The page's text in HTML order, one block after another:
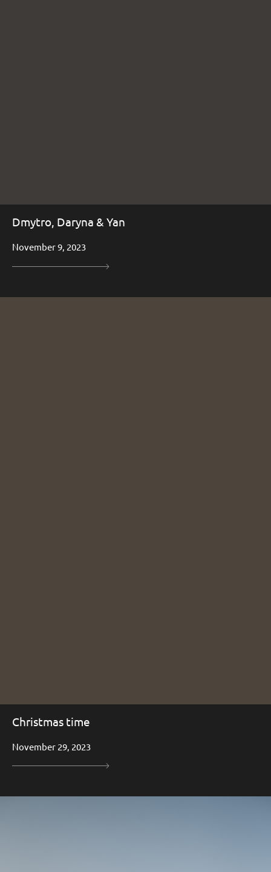
Dmytro, Daryna & Yan
November 9, 2023
Christmas time
November 29, 2023